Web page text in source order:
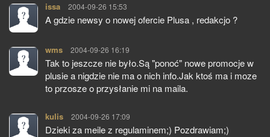
issa pisze:
2004-09-26 15:53
A gdzie newsy o nowej ofercie Plusa , redakcjo ?
wms pisze:
2004-09-26 16:19
Tak to jeszcze nie było.Są "ponoć" nowe promocje w
plusie a nigdzie nie ma o nich info.Jak ktoś ma i moze
to przosze o przysłanie mi na maila.
kulis pisze:
2004-09-26 17:09
Dzieki za meile z regulaminem;) Pozdrawiam;)